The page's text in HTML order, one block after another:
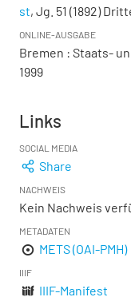
st, Jg. 51 (1892)
ONLINE-AUSGABE
Bremen : Staats-
1999
Links
SOCIAL MEDIA
Share
NACHWEIS
Kein Nachweis
METADATEN
METS (OAI-PMH)
IIIF
IIIF-Manifest